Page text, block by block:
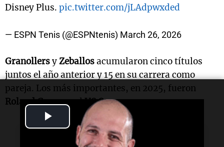
Play
Video
Disney Plus. pic.twitter.com/jLAdpwxded
— ESPN Tenis (@ESPNtenis) March 26, 2026
GranollersyZeballosacumularon cinco títulos
juntos el año anterior y 15 en su carrera como
pareja. Los más importantes, en 2025, fueron
Roland Garrosy elUS Open.
Lectura rápida